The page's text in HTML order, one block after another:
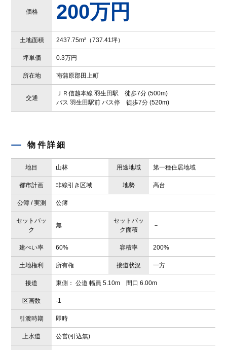
価格 200万円
土地面積 2437.75m²（737.41坪）
坪単価 0.3万円
所在地 南蒲原郡田上町
交通
ＪＲ信越本線 羽生田駅 徒歩7分 (500m)
バス 羽生田駅前 バス停 徒歩7分 (520m)
物件詳細
地目 山林 用途地域 第一種住居地域
都市計画 非線引き区域 地勢 高台
公簿 / 実測 公簿
セットバッ
ク
無
セットバッ
ク面積
－
建ぺい率 60% 容積率 200%
土地権利 所有権 接道状況 一方
接道 東側： 公道 幅員 5.10m 間口 6.00m
区画数 -1
引渡時期 即時
上水道 公営(引込無)